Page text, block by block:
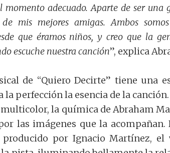
momento adecuado. Aparte de ser una
mis mejores amigas. Ambos
que éramos niños, y creo que la
escuche nuestra canción”, explica
de “Quiero Decirte” tiene una
la perfección la esencia de la
la química de Abraham
las imágenes que la
producido por Ignacio Martínez, el